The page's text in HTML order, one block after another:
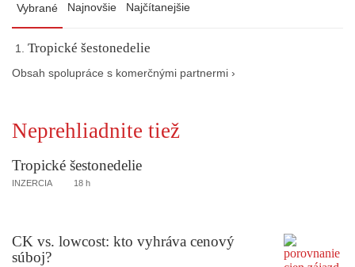
Vybrané Najnovšie Najčítanejšie
Tropické šestonedelie
Obsah spolupráce s komerčnými partnermi ›
Neprehliadnite tiež
Tropické šestonedelie
INZERCIA 18 h
CK vs. lowcost: kto vyhráva cenový
súboj?